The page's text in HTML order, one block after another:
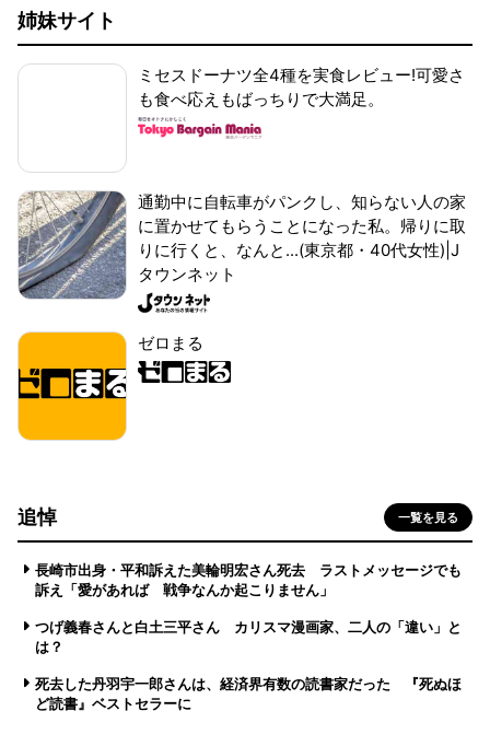
姉妹サイト
ミセスドーナツ全4種を実食レビュー!可愛さ
も食べ応えもばっちりで大満足。
通勤中に自転車がパンクし、知らない人の家
に置かせてもらうことになった私。帰りに取
りに行くと、なんと...(東京都・40代女性)|J
タウンネット
ゼロまる
追悼 一覧を見る
長崎市出身・平和訴えた美輪明宏さん死去 ラストメッセージでも
訴え「愛があれば 戦争なんか起こりません」
つげ義春さんと白土三平さん カリスマ漫画家、二人の「違い」と
は？
死去した丹羽宇一郎さんは、経済界有数の読書家だった 『死ぬほ
ど読書』ベストセラーに